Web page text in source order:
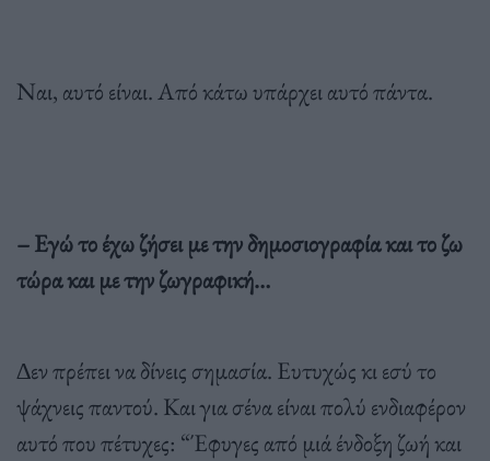
Ναι, αυτό είναι. Από κάτω υπάρχει αυτό πάντα.
– Εγώ το έχω ζήσει µε την δηµοσιογραφία και το ζω
τώρα και µε την ζωγραφική…
∆εν πρέπει να δίνεις σηµασία. Ευτυχώς κι εσύ το
ψάχνεις παντού. Και για σένα είναι πολύ ενδιαφέρον
αυτό που πέτυχες: “Έφυγες από µιά ένδοξη ζωή και